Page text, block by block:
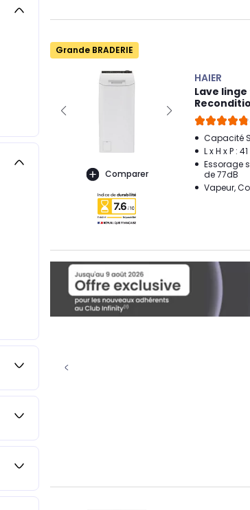
Grande BRADERIE
Comparer
HAIER
Lave linge
Capacité
L x H x P :
Essorage
de 77dB
Vapeur,